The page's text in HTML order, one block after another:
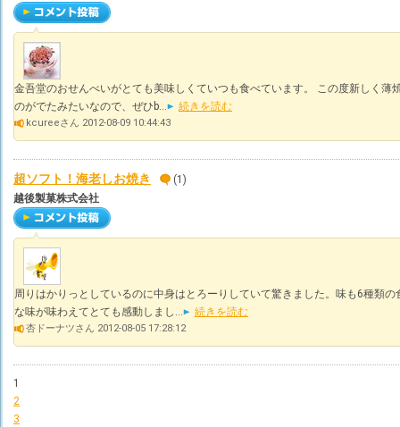
金吾堂のおせんべいがとても美味しくていつも食べています。 この度新しく薄
のがでたみたいなので、ぜひb...
続きを読む
kcureeさん 2012-08-09 10:44:43
超ソフト！海老しお焼き
(1)
越後製菓株式会社
周りはかりっとしているのに中身はとろーりしていて驚きました。味も6種類
な味が味わえてとても感動しまし...
続きを読む
杏ドーナツさん 2012-08-05 17:28:12
1
2
3